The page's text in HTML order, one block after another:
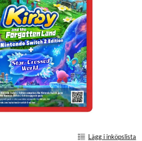
Lägg i inköpslista